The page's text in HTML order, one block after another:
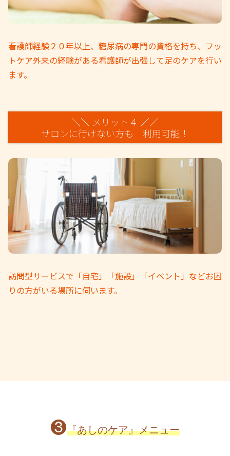
看護師経験２０年以上、糖尿病の専門の資格を持ち、フッ
トケア外来の経験がある看護師が出張して足のケアを行い
ます。
＼＼ メリット４ ／／
サロンに行けない方も 利用可能！
訪問型サービスで「自宅」「施設」「イベント」などお困
りの方がいる場所に伺います。
❸『あしのケア』メニュー